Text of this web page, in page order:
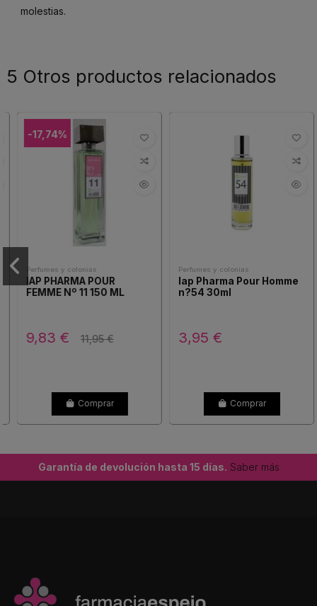
molestias.
5 Otros productos relacionados
-17,74%
Perfumes y colonias
IAP PHARMA POUR
FEMME Nº 11 150 ML
9,83 € 11,95 €
Comprar
Perfumes y colonias
Iap Pharma Pour Homme
n?54 30ml
3,95 €
Comprar
Garantía de devolución hasta 15 días. Saber más